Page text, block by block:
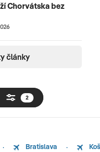
Chorvátska bez
články
2
Bratislava